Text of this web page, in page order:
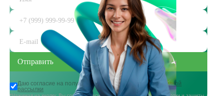
Даю согласие на получениеинформационной и рекламной
рассылки